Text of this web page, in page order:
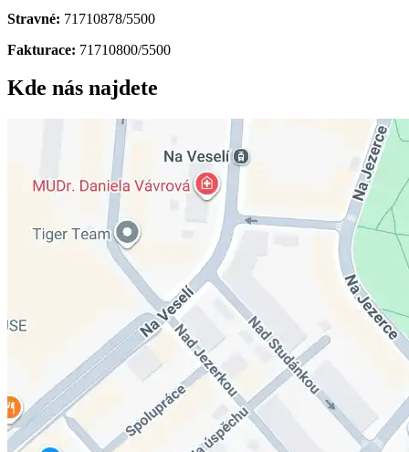
Stravné: 71710878/5500
Fakturace: 71710800/5500
Kde nás najdete